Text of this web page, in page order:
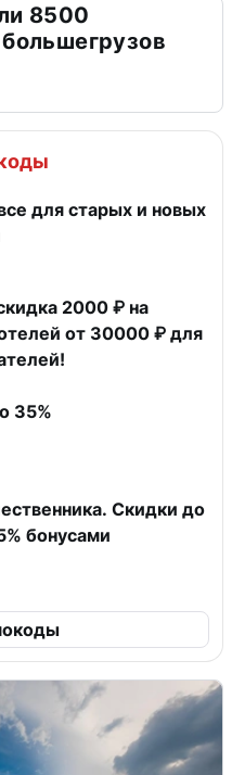
8500
для старых и новых
2000 ₽ на
от 30000 ₽ для
35%
Скидки до
бонусами